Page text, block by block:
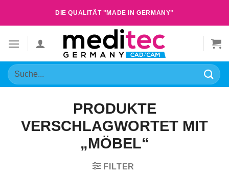
DIE QUALITÄT "MADE IN GERMANY"
Suche
nach:
PRODUKTE
VERSCHLAGWORTET MIT
„MÖBEL“
FILTER